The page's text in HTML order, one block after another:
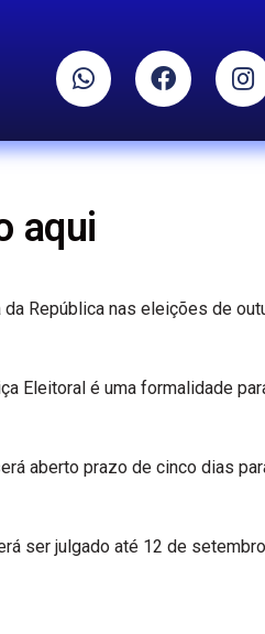
aqui
República nas eleições de
Eleitoral é uma formalidade
aberto prazo de cinco dias
ser julgado até 12 de